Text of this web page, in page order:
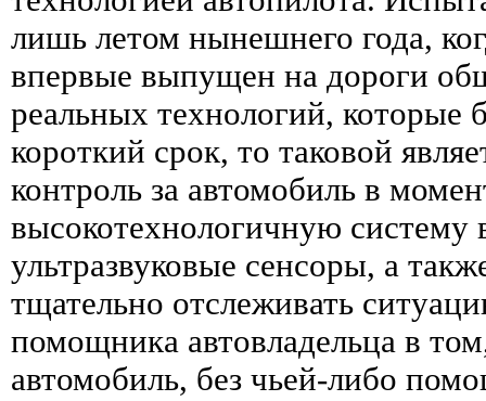
лишь летом нынешнего года,
впервые выпущен на дороги
реальных технологий, которые
короткий срок, то таковой
контроль за автомобиль в
высокотехнологичную систему
ультразвуковые сенсоры, а
тщательно отслеживать
помощника автовладельца в
автомобиль, без чьей-либо